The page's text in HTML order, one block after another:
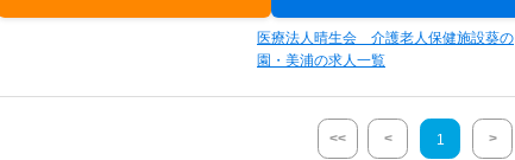
医療法人晴生会 介護老人保健施設葵の
園・美浦の求人一覧
<< < 1 >